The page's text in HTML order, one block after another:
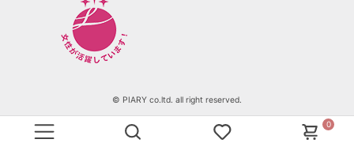
0
© PIARY co.ltd. all right reserved.